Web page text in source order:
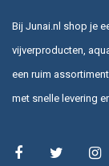
Bij Junai.nl shop je
vijverproducten,
een ruim
met snelle levering